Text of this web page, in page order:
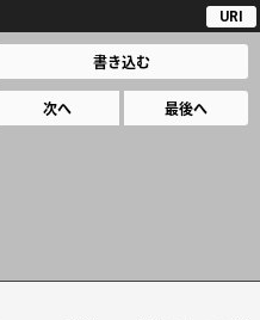
URI
書き込む
次へ 最後へ